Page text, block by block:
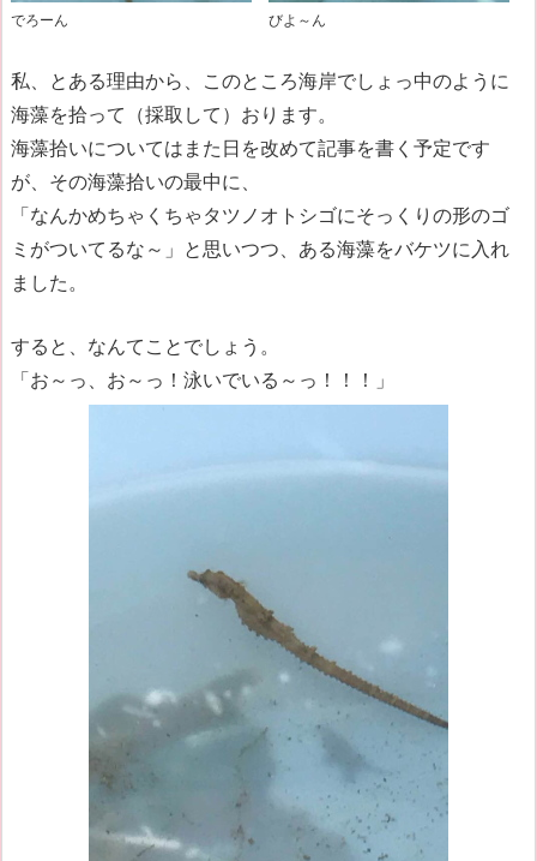
でろーん びよ～ん
私、とある理由から、このところ海岸でしょっ中のように
海藻を拾って（採取して）おります。
海藻拾いについてはまた日を改めて記事を書く予定です
が、その海藻拾いの最中に、
「なんかめちゃくちゃタツノオトシゴにそっくりの形のゴ
ミがついてるな～」と思いつつ、ある海藻をバケツに入れ
ました。
すると、なんてことでしょう。
「お～っ、お～っ！泳いでいる～っ！！！」